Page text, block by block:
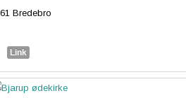
Bredebro
Link